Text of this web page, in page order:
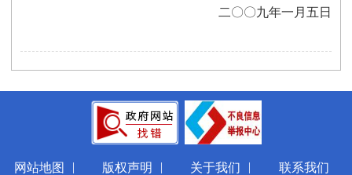
二〇〇九年一月五日
网站地图 | 版权声明 | 关于我们 | 联系我们